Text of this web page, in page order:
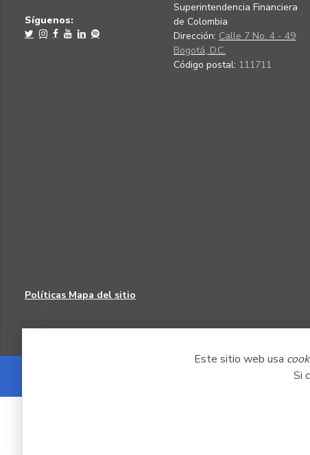
Este sitio web usa
Si
Síguenos:
Superintendencia Financiera
de Colombia
Dirección: Calle 7 No. 4 - 49
Bogotá, D.C.
Código postal: 111711
Políticas Mapa del sitio